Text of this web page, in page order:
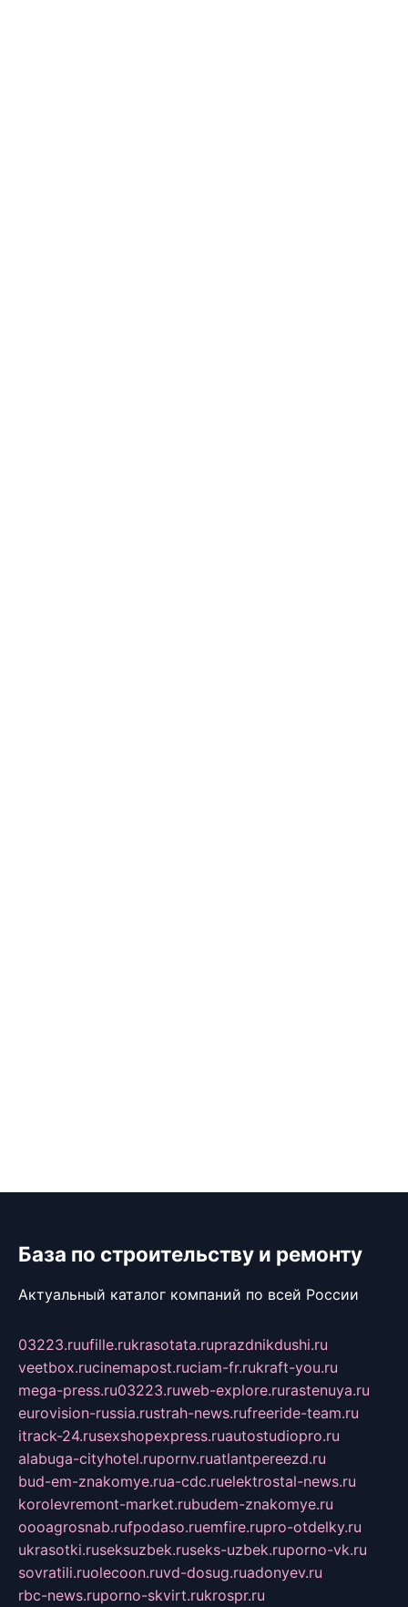
База по строительству и ремонту
Актуальный каталог компаний по всей России
03223.ruufille.rukrasotata.ruprazdnikdushi.ru
veetbox.rucinemapost.ruciam-fr.rukraft-you.ru
mega-press.ru03223.ruweb-explore.rurastenuya.ru
eurovision-russia.rustrah-news.rufreeride-team.ru
itrack-24.rusexshopexpress.ruautostudiopro.ru
alabuga-cityhotel.rupornv.ruatlantpereezd.ru
bud-em-znakomye.rua-cdc.ruelektrostal-news.ru
korolevremont-market.rubudem-znakomye.ru
oooagrosnab.rufpodaso.ruemfire.rupro-otdelky.ru
ukrasotki.ruseksuzbek.ruseks-uzbek.ruporno-vk.ru
sovratili.ruolecoon.ruvd-dosug.ruadonyev.ru
rbc-news.ruporno-skvirt.rukrospr.ru